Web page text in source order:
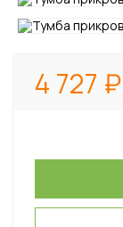
4 727